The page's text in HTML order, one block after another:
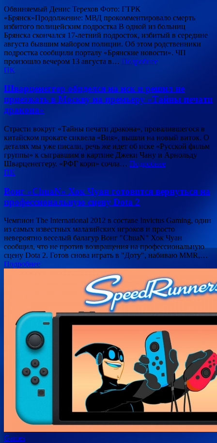
Обвиняемый Денис Терехов Фото: ГТРК
«Брянск»Продолжение: МВД прокомментировало смерть
избитого полицейским подростка В одной из больниц
Брянска скончался 17-летний подросток, избитый в середине
августа бывшим майором полиции. Об этом родственники
подростка сообщили порталу «Брянские новости». ЧП
произошло вечером 13 августа в… Подробнее
ПК
Шварценеггер обиделся на иск и решил не
приезжать в Москву на премьеру «Тайны печати
дракона»
Страсти вокруг «Тайны печати дракона», провалившегося в
китайском прокате сиквела «Вия», вышли на новый виток. О
деталях мы уже писали, речь же идет об иске «Русской фильм
группы» к сыгравшим в картине Джеки Чану и Арнольду
Шварценеггеру. «РФГ корп» сочла… Подробнее
ПК
Вонг «ChuaN» Хок Чуан готовится вернуться на
профессиональную сцену Dota 2
Чемпион The International 2012 в составе Invictus Gaming, один
из самых известных малазийских игроков и просто
невероятно веселый балагур Вонг "ChuaN" Хок Чуан
сообщил, что не против возвращения на профессиональную
сцену Dota 2. Готов снова играть в "Доту", набиваю MMR,…
Подробнее
Games